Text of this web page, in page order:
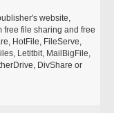
website,
free file sharing and free
HotFile, FileServe,
Letitbit, MailBigFile,
DivShare or